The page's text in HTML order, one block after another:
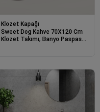
Klozet Kapağı
Sweet Dog Kahve 70X120 Cm
Klozet Takımı, Banyo Paspas